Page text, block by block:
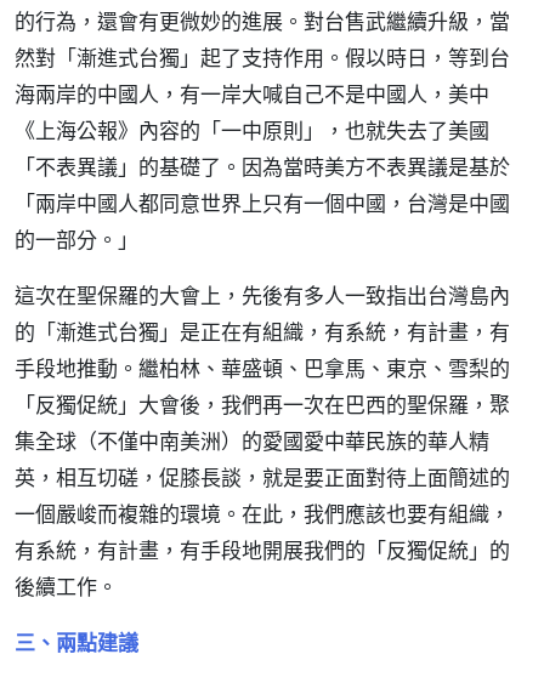
的行為，還會有更微妙的進展。對台售武繼續升級，當
然對「漸進式台獨」起了支持作用。假以時日，等到台
海兩岸的中國人，有一岸大喊自己不是中國人，美中
《上海公報》內容的「一中原則」，也就失去了美國
「不表異議」的基礎了。因為當時美方不表異議是基於
「兩岸中國人都同意世界上只有一個中國，台灣是中國
的一部分。」
這次在聖保羅的大會上，先後有多人一致指出台灣島內
的「漸進式台獨」是正在有組織，有系統，有計畫，有
手段地推動。繼柏林、華盛頓、巴拿馬、東京、雪梨的
「反獨促統」大會後，我們再一次在巴西的聖保羅，聚
集全球（不僅中南美洲）的愛國愛中華民族的華人精
英，相互切磋，促膝長談，就是要正面對待上面簡述的
一個嚴峻而複雜的環境。在此，我們應該也要有組織，
有系統，有計畫，有手段地開展我們的「反獨促統」的
後續工作。
三、兩點建議